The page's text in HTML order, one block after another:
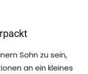
Sohn zu sein,
an ein kleines